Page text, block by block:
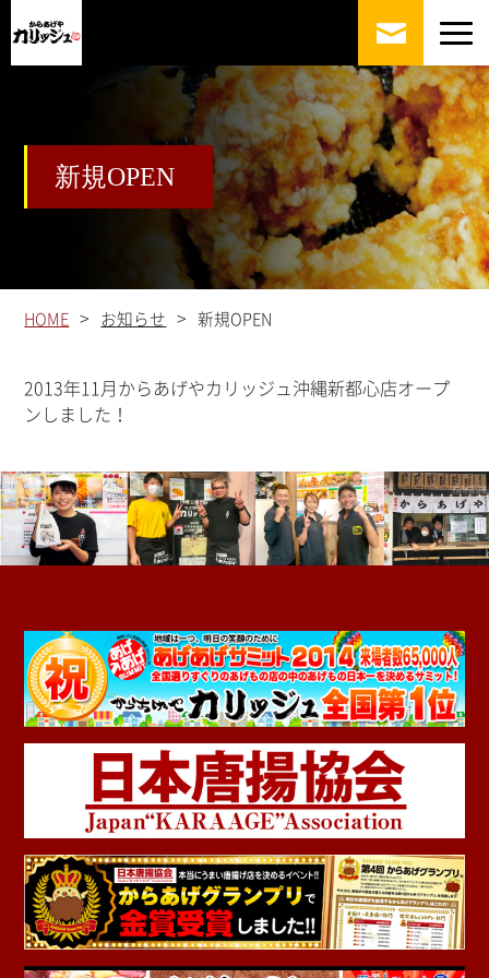
新規OPEN
HOME > お知らせ > 新規OPEN
2013年11月からあげやカリッジュ沖縄新都心店オープ
ンしました！